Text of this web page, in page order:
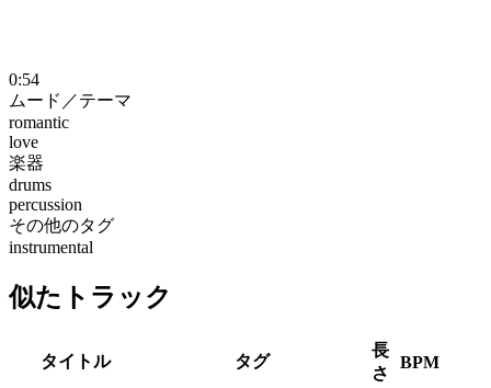
0:54
ムード／テーマ
romantic
love
楽器
drums
percussion
その他のタグ
instrumental
似たトラック
タイトル タグ
長
さ
BPM